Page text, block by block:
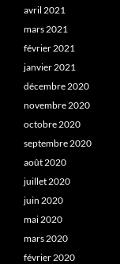
avril 2021
mars 2021
février 2021
janvier 2021
décembre 2020
novembre 2020
octobre 2020
septembre 2020
août 2020
juillet 2020
juin 2020
mai 2020
mars 2020
février 2020